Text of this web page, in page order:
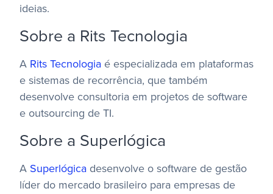
ideias.
Sobre a Rits Tecnologia
A Rits Tecnologia é especializada em plataformas
e sistemas de recorrência, que também
desenvolve consultoria em projetos de software
e outsourcing de TI.
Sobre a Superlógica
A Superlógica desenvolve o software de gestão
líder do mercado brasileiro para empresas de